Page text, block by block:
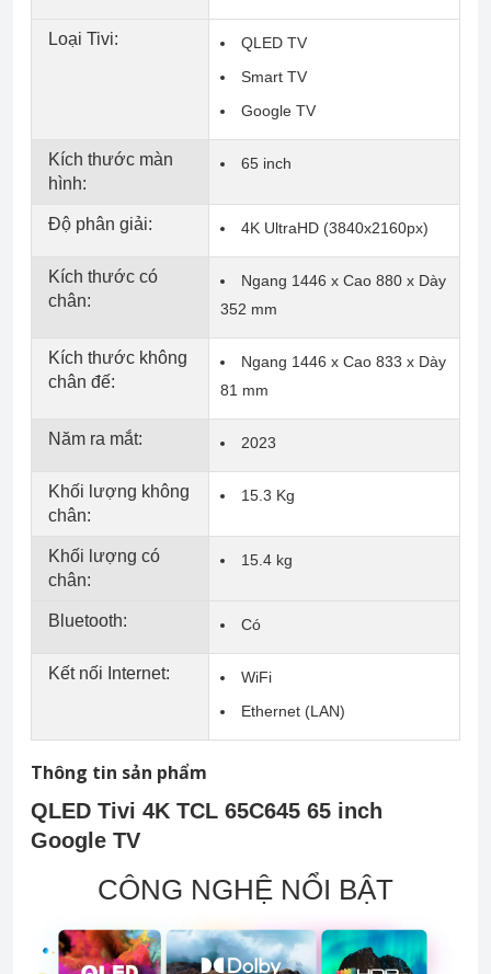
Loại Tivi:
QLED TV
Smart TV
Google TV
Kích thước màn
hình:
65 inch
Độ phân giải: 4K UltraHD (3840x2160px)
Kích thước có
chân:
Ngang 1446 x Cao 880 x Dày
352 mm
Kích thước không
chân đế:
Ngang 1446 x Cao 833 x Dày
81 mm
Năm ra mắt: 2023
Khối lượng không
chân:
15.3 Kg
Khối lượng có
chân:
15.4 kg
Bluetooth: Có
Kết nối Internet:
WiFi
Ethernet (LAN)
Thông tin sản phẩm
QLED Tivi 4K TCL 65C645 65 inch
Google TV
CÔNG NGHỆ NỔI BẬT